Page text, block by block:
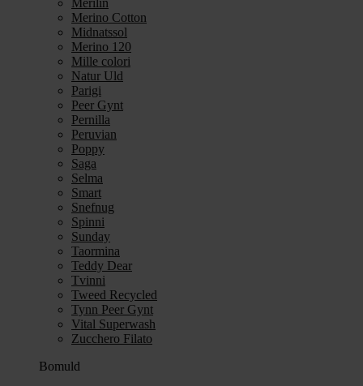
Merilin
Merino Cotton
Midnatssol
Merino 120
Mille colori
Natur Uld
Parigi
Peer Gynt
Pernilla
Peruvian
Poppy
Saga
Selma
Smart
Snefnug
Spinni
Sunday
Taormina
Teddy Dear
Tvinni
Tweed Recycled
Tynn Peer Gynt
Vital Superwash
Zucchero Filato
Bomuld